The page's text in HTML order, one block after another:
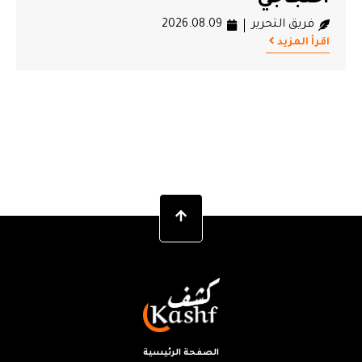
الحق في العلاج
فريق التحرير
الصفحة الرئيسية